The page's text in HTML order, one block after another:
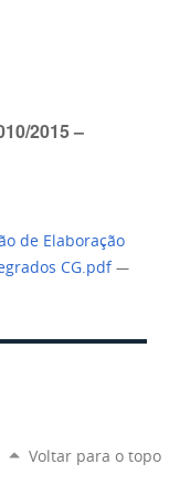
2015 –
de Elaboração
CG.pdf —
Voltar para o topo